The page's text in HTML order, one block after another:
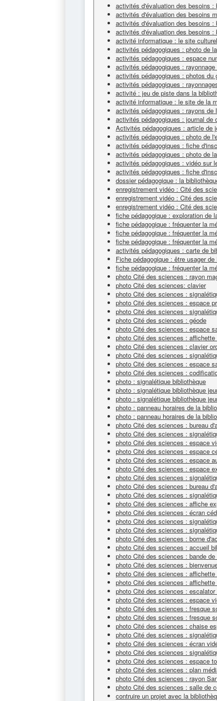
activités d'évaluation des besoins :
activités d'évaluation des besoins
activités d'évaluation des besoins :
activités d'évaluation des besoins :
activité informatique : le site
activités pédagogiques : photo de
activités pédagogiques : espace
activités pédagogiques :
activités pédagogiques : photos du
activités pédagogiques :
activité : jeu de piste dans la
activité informatique : le site de la
activités pédagogiques : rayons de
activités pédagogiques : journal de
Activités pédagogiques : article de
activités pédagogiques : photo de
activités pédagogiques : fiche
activités pédagogiques : photo de
activités pédagogiques : vidéo sur
activités pédagogiques : fiche
dossier pédagogique : la
enregistrement vidéo : Cité des
enregistrement vidéo : Cité des
enregistrement vidéo : Cité des
fiche pédagogique : exploration de
fiche pédagogique : fréquenter la
fiche pédagogique : fréquenter la
fiche pédagogique : fréquenter la
activités pédagogiques : carte de
Fiche pédagogique : être usager
fiche pédagogique : fréquenter la
photo Cité des sciences : rayon
photo Cité des sciences: clavier
photo Cité des sciences :
photo Cité des sciences : espace
photo Cité des sciences :
photo Cité des sciences : géode
photo Cité des sciences : espace
photo Cité des sciences :
photo Cité des sciences : clavier
photo Cité des sciences :
photo Cité des sciences : espace
photo Cité des sciences :
photo : signalétique bibliothèque
photo : signalétique bibliothèque
photo : signalétique bibliothèque
photo : panneau horaires de la
photo : panneau horaires de la
photo Cité des sciences : bureau
photo Cité des sciences :
photo Cité des sciences : espace
photo Cité des sciences : espace
photo Cité des sciences : espace
photo Cité des sciences : espace
photo Cité des sciences :
photo Cité des sciences : bureau
photo Cité des sciences :
photo Cité des sciences : affiche
photo Cité des sciences : écran
photo Cité des sciences :
photo Cité des sciences :
photo Cité des sciences : borne
photo Cité des sciences : accueil
photo Cité des sciences : bande
photo Cité des sciences :
photo Cité des sciences :
photo Cité des sciences :
photo Cité des sciences :
photo Cité des sciences : espace
photo Cité des sciences : fresque
photo Cité des sciences : fresque
photo Cité des sciences : chaise
photo Cité des sciences :
photo Cité des sciences : écran
photo Cité des sciences :
photo Cité des sciences : espace
photo Cité des sciences : plan
photo Cité des sciences : rayon
photo Cité des sciences : salle de
contruire un projet avec la